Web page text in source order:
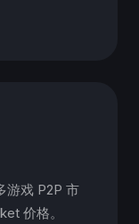
游戏 P2P 市
价格。